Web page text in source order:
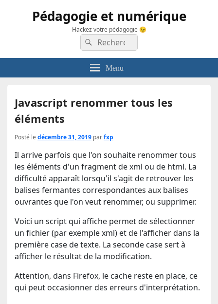
Pédagogie et numérique
Hackez votre pédagogie 😉
Recherche :
Rechercher
Menu
Javascript renommer tous les
éléments
Posté le décembre 31, 2019 parfxp
Il arrive parfois que l'on souhaite renommer tous
les éléments d'un fragment de xml ou de html. La
difficulté apparaît lorsqu'il s'agit de retrouver les
balises fermantes correspondantes aux balises
ouvrantes que l'on veut renommer, ou supprimer.
Voici un script qui affiche permet de sélectionner
un fichier (par exemple xml) et de l'afficher dans la
première case de texte. La seconde case sert à
afficher le résultat de la modification.
Attention, dans Firefox, le cache reste en place, ce
qui peut occasionner des erreurs d'interprétation.